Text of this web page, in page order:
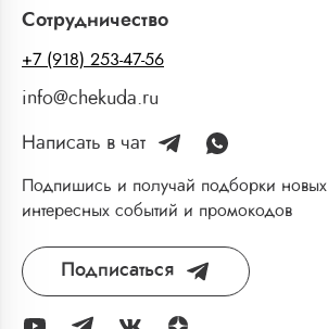
Сотрудничество
+7 (918) 253-47-56
info@chekuda.ru
Написать в чат
Подпишись и получай подборки новых
интересных событий и промокодов
Подписаться